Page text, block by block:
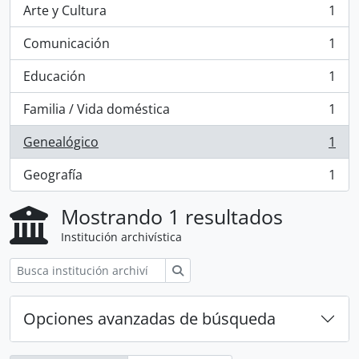
Arte y Cultura
, 1 resultados
1
Comunicación
, 1 resultados
1
Educación
, 1 resultados
1
Familia / Vida doméstica
, 1 resultados
1
Genealógico
, 1 resultados
1
Geografía
, 1 resultados 1
Mostrando 1 resultados
Institución archivística
Opciones avanzadas de búsqueda